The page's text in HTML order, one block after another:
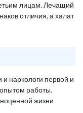
лицам. Лечащий
отличия, а халат
и наркологи первой и
работы.
жизни